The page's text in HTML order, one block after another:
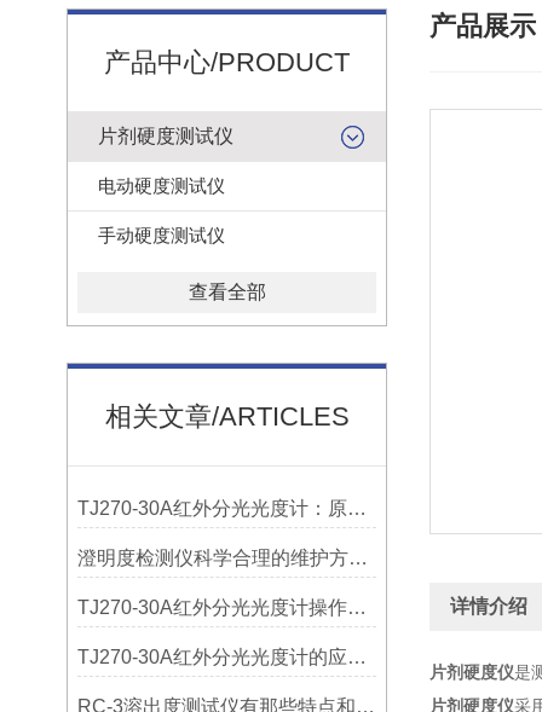
产品中心/PRODUCT
片剂硬度测试仪
电动硬度测试仪
手动硬度测试仪
查看全部
相关文章/ARTICLES
TJ270-30A红外分光光度计：原理与应用
澄明度检测仪科学合理的维护方法介绍
TJ270-30A红外分光光度计操作简便，结果可靠
TJ270-30A红外分光光度计的应用非常广泛
RC-3溶出度测试仪有那些特点和指标
产品展示
详情介绍
片剂硬度仪是
片剂硬度仪采